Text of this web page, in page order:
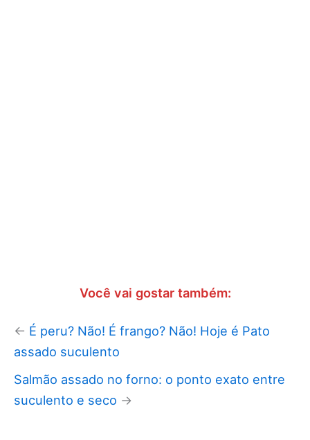
Você vai gostar também:
← É peru? Não! É frango? Não! Hoje é Pato
assado suculento
Salmão assado no forno: o ponto exato entre
suculento e seco →